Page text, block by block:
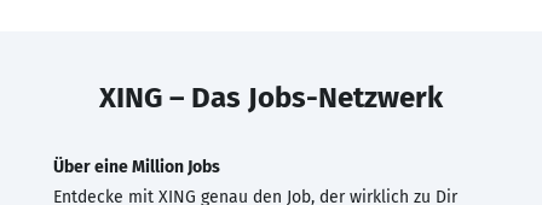
XING – Das Jobs-Netzwerk
Über eine Million Jobs
Entdecke mit XING genau den Job, der wirklich zu Dir